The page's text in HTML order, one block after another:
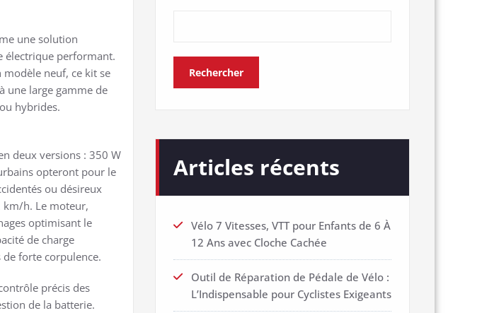
une solution
électrique performant.
neuf, ce kit se
une large gamme de
hybrides.
deux versions : 350 W
opteront pour le
ou désireux
km/h. Le moteur,
optimisant le
de charge
forte corpulence.
précis des
de la batterie.
Rechercher
Articles récents
Vélo 7 Vitesses, VTT pour Enfants de 6 À
12 Ans avec Cloche Cachée
Outil de Réparation de Pédale de Vélo :
L’Indispensable pour Cyclistes Exigeants